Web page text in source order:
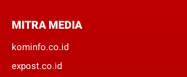
MITRA MEDIA
kominfo.co.id
expost.co.id